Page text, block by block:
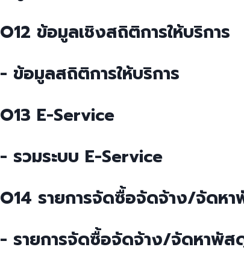
O12 ข้อมูลเชิงสถิติการให้บริการ
- ข้อมูลสถิติการให้บริการ
O13 E-Service
- รวมระบบ E-Service
O14 รายการจัดซื้อจัดจ้าง/จัดห
- รายการจัดซื้อจัดจ้าง/จัดหาพัส